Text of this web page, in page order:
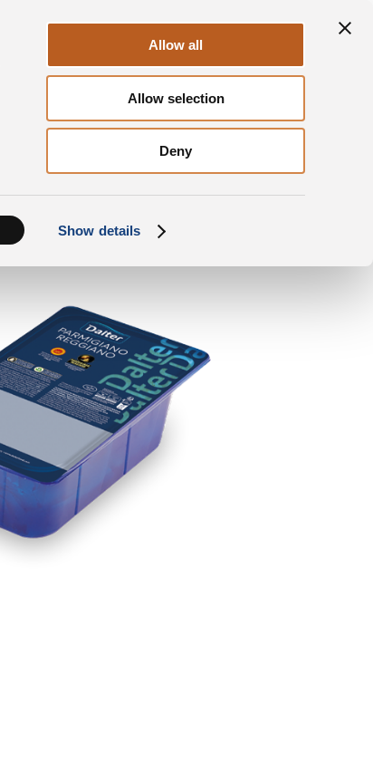
Show details
Allow all
Allow selection
Deny
Contacts
Barquette Allumettes